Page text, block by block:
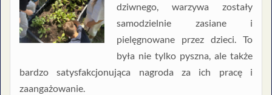
dziwnego, warzywa zostały
samodzielnie zasiane i
pielęgnowane przez dzieci. To
była nie tylko pyszna, ale także
bardzo satysfakcjonująca nagroda za ich pracę i
zaangażowanie.